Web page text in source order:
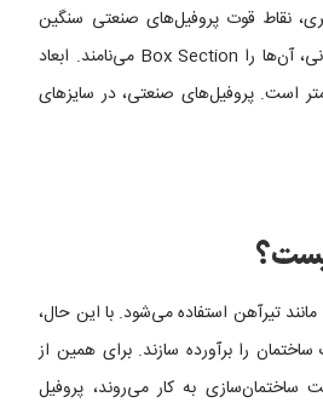
نقاط قوت پروفیل‌های صنعتی سنگین
هستند. شکل کلی پروفیل‌های صنعتی، چهارگوش یا مربعی است. در بازار جهانی، آن‌ها را Box Section می‌نامند. ابعاد
معمولاً محدود بوده و اندازه آن‌ها بین 100 تا 400 میلی‌متر است. پروفیل‌های صنعتی، در سایزهای
تیرآهن استفاده می‌شود. با این حال،
را برآورده سازند. برای همین از
به کار می‌روند، پروفیل